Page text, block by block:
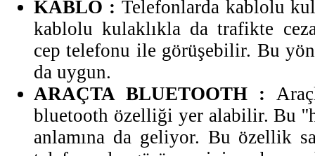
KABLO : Telefonlarda kablolu
kablolu kulaklıkla da trafikte
cep telefonu ile görüşebilir. Bu
da uygun.
ARAÇTA BLUETOOTH :
bluetooth özelliği yer alabilir. Bu
anlamına da geliyor. Bu özellik